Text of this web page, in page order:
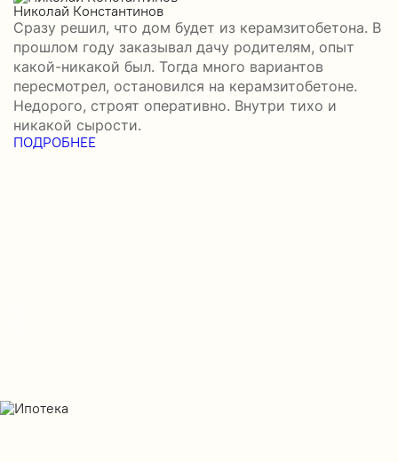
Николай Константинов
Сразу решил, что дом будет из керамзитобетона. В
прошлом году заказывал дачу родителям, опыт
какой-никакой был. Тогда много вариантов
пересмотрел, остановился на керамзитобетоне.
Недорого, строят оперативно. Внутри тихо и
никакой сырости.
ПОДРОБНЕЕ